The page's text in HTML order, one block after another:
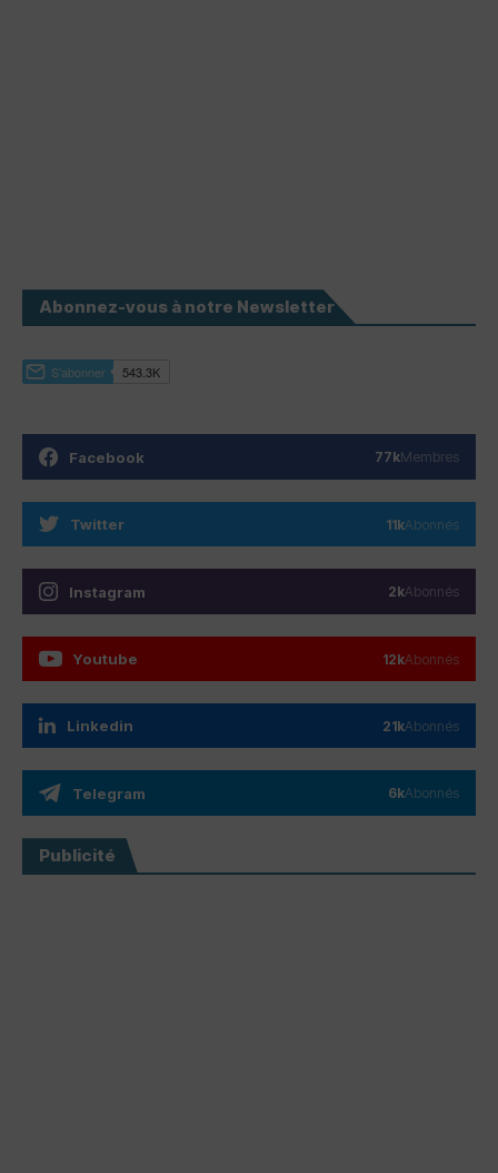
Abonnez-vous à notre Newsletter
Facebook 77kMembres
Twitter 11kAbonnés
Instagram 2kAbonnés
Youtube 12kAbonnés
Linkedin 21kAbonnés
Telegram 6kAbonnés
Publicité